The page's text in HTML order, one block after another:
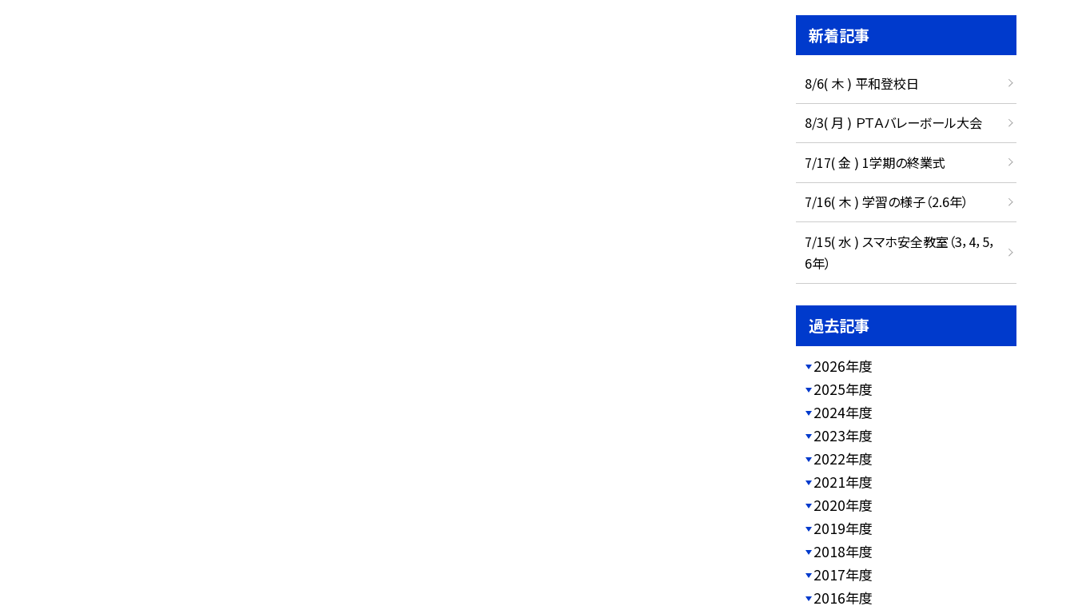
新着記事
8/6( 木 ) 平和登校日
8/3( 月 ) ＰＴＡバレーボール大会
7/17( 金 ) 1学期の終業式
7/16( 木 ) 学習の様子（2.6年）
7/15( 水 ) スマホ安全教室（3，4，5，
6年）
過去記事
2026年度
2025年度
2024年度
2023年度
2022年度
2021年度
2020年度
2019年度
2018年度
2017年度
2016年度